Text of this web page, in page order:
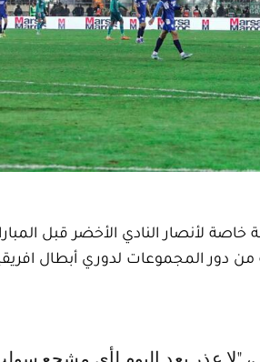
لأنصار النادي الأخضر قبل
من دور المجموعات لدوري أبطال